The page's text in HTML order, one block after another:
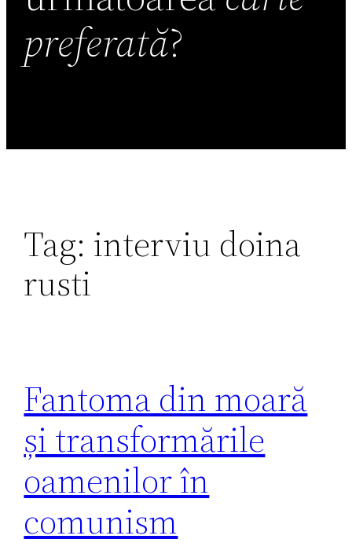
preferată?
Tag: interviu doina
rusti
Fantoma din moară
și transformările
oamenilor în
comunism